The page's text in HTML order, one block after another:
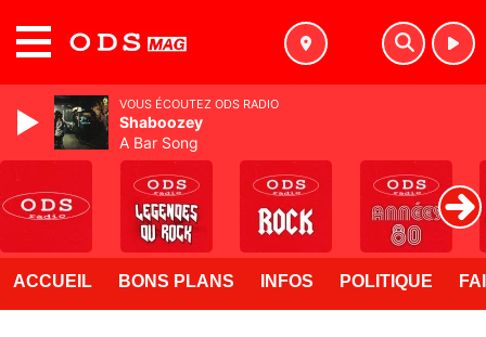
ACCUEIL BONS PLANS INFOS POLITIQUE
VOUS ÉCOUTEZ ODS RADIO
Shaboozey
A Bar Song